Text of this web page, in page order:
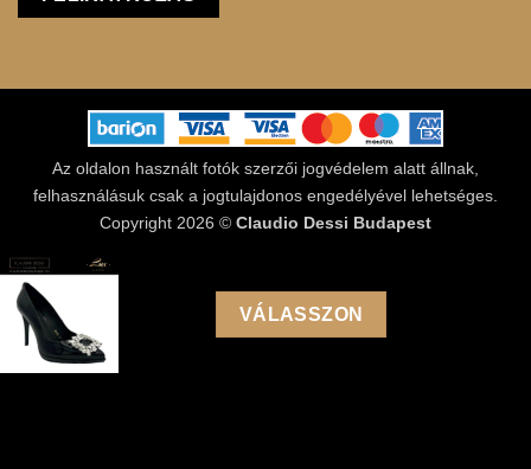
Az oldalon használt fotók szerzői jogvédelem alatt állnak,
felhasználásuk csak a jogtulajdonos engedélyével lehetséges.
Copyright 2026 © Claudio Dessi Budapest
VÁLASSZON